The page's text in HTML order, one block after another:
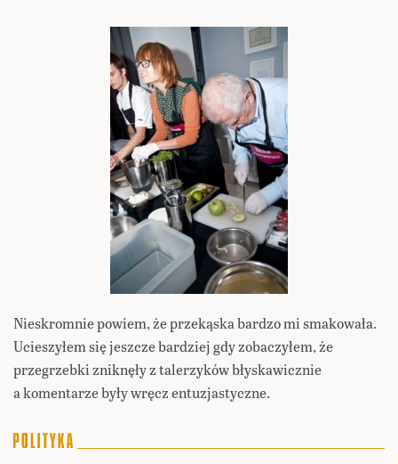
Nieskromnie powiem, że przekąska bardzo mi smakowała.
Ucieszyłem się jeszcze bardziej gdy zobaczyłem, że
przegrzebki zniknęły z talerzyków błyskawicznie
a komentarze były wręcz entuzjastyczne.